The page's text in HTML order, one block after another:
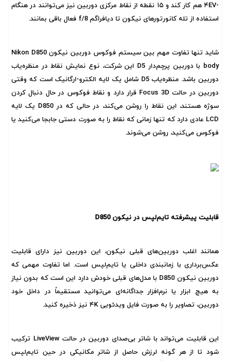
-۴EV هم کار کند و ۱۵ نقطه از نقاط مرکزی دوربین نیز می‌توانند در هنگام
استفاده از تله کانورتور‌های نیکون تا دیافراگم f/8 فعال باقی بمانند.
شاید تنها تفاوت مهم بینسیستم فوکوس
دوربین نیکون Nikon D850
body با دوربین پرچم‌دار D5 این شرکت، نوع نمایش نقاط در منظره‌یاب
دوربین باشد. منظره‌یاب D5 شامل یک لایه الکترو-ارگانیک است که وقتی
دوربین در حالت Focus 3D قرار دارد و نقاط فوکوس در حال دنبال کردن
سوژه هستند، این نقاط را روشن می‌کند، در حالی که در D850 یک لایه
LCD عادی دارد که تنها زمانی که نقاط را به صورت دستی جابجا می‌کنید یا
فوکوس می‌کنید، روشن می‌شوند.
قابلیت پیشرفته تایم‌لپس در نیکون D850
همانند اغلب دوربین‌های قبلی نیکون، این دوربین نیز دارای قابلیت
عکس‌برداری با زمانبندی داخلی یا تایم‌لپس است. اما تفاوت مهمی که
دوربین نیکون D850 با مدل‌های قبلی خودش دارد این است که بدون نیاز
به هیچ ابزار یا نرم‌افزار جداگانه‌ای می‌توانید مستقیماً در داخل خود
دوربین، تصاویر را به صورت فایل ویدئویی ۴K نیز ذخیره کنید.
این قابلیت می‌تواند با شاتر بی‌صدای دوربین در حالت LiveView ترکیب
شود تا از هر گونه لرزش حاصل از شاتر مکانیکی در حین تایم‌لپس